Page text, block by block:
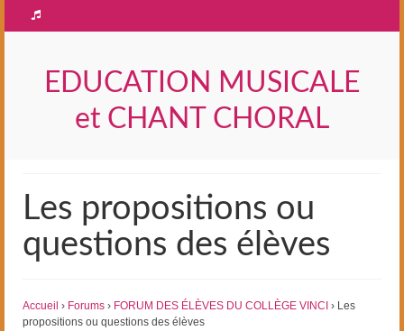
EDUCATION MUSICALE
et CHANT CHORAL
Les propositions ou
questions des élèves
Accueil › Forums › FORUM DES ÉLÈVES DU COLLÈGE VINCI › Les
propositions ou questions des élèves